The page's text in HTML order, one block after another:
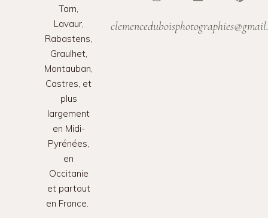
Tarn,
Lavaur,
Rabastens,
Graulhet,
Montauban,
Castres, et
plus
largement
en Midi-
Pyrénées,
en
Occitanie
et partout
en France.